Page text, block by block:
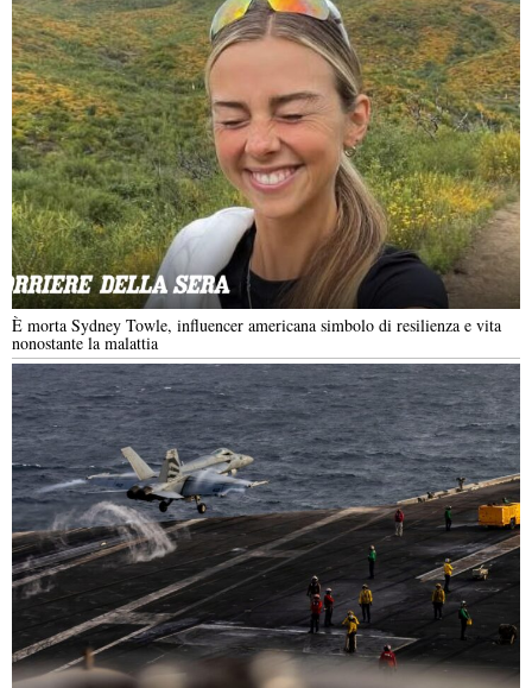
È morta Sydney Towle, influencer americana simbolo di resilienza e vita
nonostante la malattia